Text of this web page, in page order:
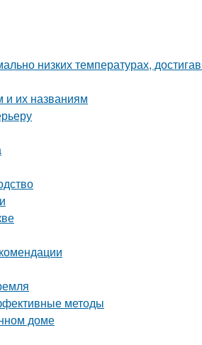
низких температурах,
и их названиям
методы
доме